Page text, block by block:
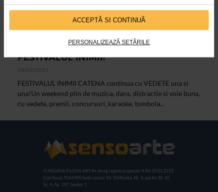
ACCEPTĂ SI CONTINUĂ
PERSONALIZEAZĂ SETĂRILE
ALTE MATERIALE
CATENA a umplut Oraselul Copiilor la
FESTIVALUL INIMII!
24/09/2017
FESTIVALUL INIMII CATENA continua cu VEDETE una si
una!Un weekend plin de muzica, dans, distractie si voie buna,
cu vedete, premii, concursuri, karaoke, tombola...
FUNDATIA FILDAS ART Nr inreg registrul special: 4 PJ/ 29.01.2013
Cod fiscal: 9164384 Sediu social: Str. Delfinului, Nr. 6, parter Bl. 42,
Sc. 4, Ap. 197, Sector 2